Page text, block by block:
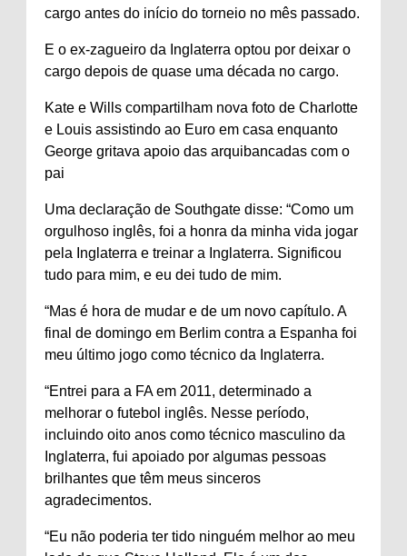
cargo antes do início do torneio no mês passado.
E o ex-zagueiro da Inglaterra optou por deixar o
cargo depois de quase uma década no cargo.
Kate e Wills compartilham nova foto de Charlotte
e Louis assistindo ao Euro em casa enquanto
George gritava apoio das arquibancadas com o
pai
Uma declaração de Southgate disse: “Como um
orgulhoso inglês, foi a honra da minha vida jogar
pela Inglaterra e treinar a Inglaterra. Significou
tudo para mim, e eu dei tudo de mim.
“Mas é hora de mudar e de um novo capítulo. A
final de domingo em Berlim contra a Espanha foi
meu último jogo como técnico da Inglaterra.
“Entrei para a FA em 2011, determinado a
melhorar o futebol inglês. Nesse período,
incluindo oito anos como técnico masculino da
Inglaterra, fui apoiado por algumas pessoas
brilhantes que têm meus sinceros
agradecimentos.
“Eu não poderia ter tido ninguém melhor ao meu